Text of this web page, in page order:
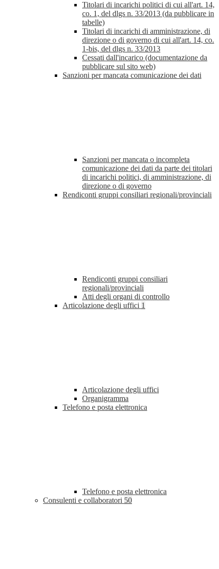
Titolari di incarichi politici di cui all'art. 14,
co. 1, del dlgs n. 33/2013 (da pubblicare in
tabelle)
Titolari di incarichi di amministrazione, di
direzione o di governo di cui all'art. 14, co.
1-bis, del dlgs n. 33/2013
Cessati dall'incarico (documentazione da
pubblicare sul sito web)
Sanzioni per mancata comunicazione dei dati
Sanzioni per mancata o incompleta
comunicazione dei dati da parte dei titolari
di incarichi politici, di amministrazione, di
direzione o di governo
Rendiconti gruppi consiliari regionali/provinciali
Rendiconti gruppi consiliari
regionali/provinciali
Atti degli organi di controllo
Articolazione degli uffici 1
Articolazione degli uffici
Organigramma
Telefono e posta elettronica
Telefono e posta elettronica
Consulenti e collaboratori 50